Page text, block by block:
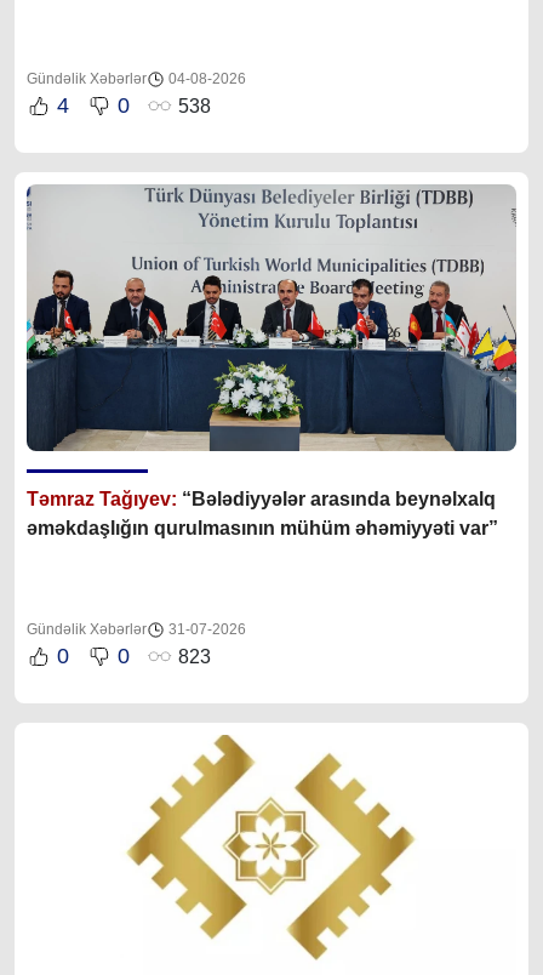
Gündəlik Xəbərlər 04-08-2026
4 0 538
Təmraz Tağıyev: “Bələdiyyələr arasında beynəlxalq
əməkdaşlığın qurulmasının mühüm əhəmiyyəti var”
Gündəlik Xəbərlər 31-07-2026
0 0 823